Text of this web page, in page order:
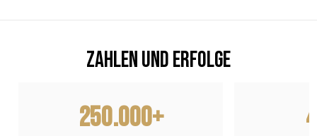
Zahlen und Erfolge
250.000+